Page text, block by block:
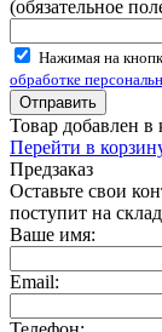
(обязательное
Нажимая на
обработке
Товар добавлен в
Перейти в
Предзаказ
Оставьте свои
поступит на склад
Ваше имя:
Email: